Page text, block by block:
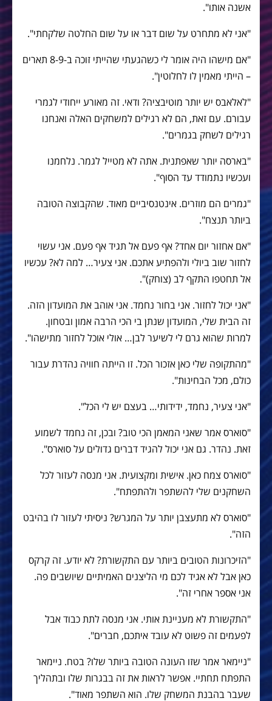
אשנה אותו".
"אני לא מתחרט על שום דבר או על שום החלטה שלקחתי".
"אם מישהו היה אומר לי כשהגעתי שהייתי זוכה ב-8-9 תארים
– הייתי מאמין לו לחלוטין".
"לאלאבס יש יותר מוטיבציה? ודאי. זה מאורע ייחודי לגמרי
עבורם. עם זאת, הם לא רגילים למשחקים האלה ואנחנו
רגילים לשחק בגמרים".
"בארסה יותר שאפתנית. אתה לא מטייל לגמר. נלחמנו
ועכשיו נתמודד עד הסוף".
"גמרים הם מוזרים. אינטנסיביים מאוד. שהקבוצה הטובה
ביותר תנצח".
"אם אחזור יום אחד? אף פעם אל תגיד אף פעם. אני עשוי
לחזור שוב ביולי ולהפתיע אתכם. אני צעיר… למה לא? עכשיו
אל תחטפו התקף לב (צוחק)".
"אני יכול לחזור. אני בחור נחמד. אני אוהב את המועדון הזה.
זה הבית שלי, המועדון שנתן בי הכי הרבה אמון ובטחון.
למרות שהוא גרם לי לשיער לבן… אולי אוכל לחזור מתישהו".
"מהתקופה שלי כאן אזכור הכל. זו הייתה חוויה נהדרת עבור
כולם, מכל הבחינות".
"אני צעיר, נחמד, ידידותי… בעצם יש לי הכל".
"סוארס אמר שאני המאמן הכי טוב? ובכן, זה נחמד לשמוע
זאת. נהדר. גם אני יכול להגיד דברים גדולים על סוארס".
"סוארס צמח כאן. אישית ומקצועית. אני מנסה לעזור לכל
השחקנים שלי להשתפר ולהתפתח".
"סוארס לא מתעצבן יותר על המגרש? ניסיתי לעזור לו בהיבט
הזה".
"הזיכרונות הטובים ביותר עם התקשורת? לא יודע. זה קרקס
כאן אבל לא אגיד לכם מי הליצנים האמיתיים שיושבים פה.
אני אספר אחרי זה".
"התקשורת לא מעניינת אותי. אני מנסה לתת כבוד אבל
לפעמים זה פשוט לא עובד איתכם, חברים".
"ניימאר אמר שזו העונה הטובה ביותר שלו? בטח. ניימאר
התפתח תחתיי. אפשר לראות את זה בבגרות שלו ובתהליך
שעבר בהבנת המשחק שלו. הוא השתפר מאוד".